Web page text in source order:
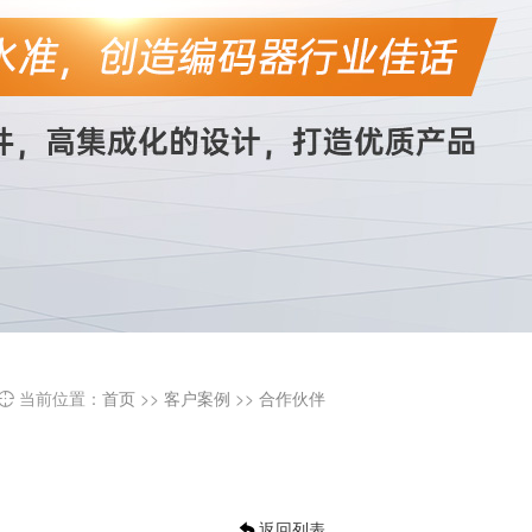
当前位置： 首页 >> 客户案例 >> 合作伙伴